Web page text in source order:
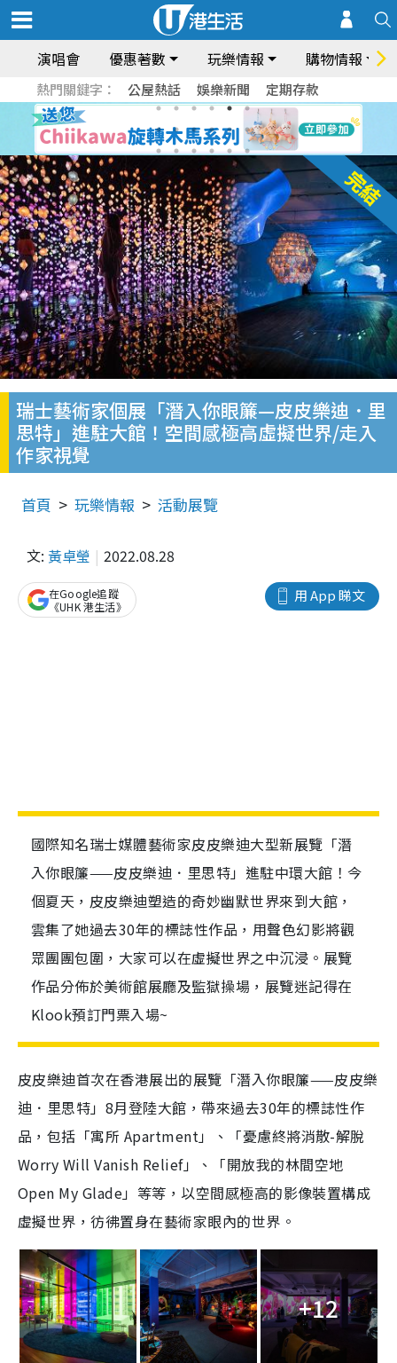
演唱會 優惠著數 玩樂情報 購物情報
熱門關鍵字： 公屋熱話 娛樂新聞 定期存款
瑞士藝術家個展「潛入你眼簾—皮皮樂迪．里
思特」進駐大館！空間感極高虛擬世界/走入
作家視覺
首頁 玩樂情報 活動展覽
文: 黃卓瑩 2022.08.28
用 App 睇文
在Google追蹤
《UHK 港生活》
國際知名瑞士媒體藝術家皮皮樂迪大型新展覽「潛
入你眼簾——皮皮樂迪．里思特」進駐中環大館！今
個夏天，皮皮樂迪塑造的奇妙幽默世界來到大館，
雲集了她過去30年的標誌性作品，用聲色幻影將觀
眾團團包圍，大家可以在虛擬世界之中沉浸。展覽
作品分佈於美術館展廳及監獄操場，展覽迷記得在
Klook預訂門票入場~
皮皮樂迪首次在香港展出的展覽「潛入你眼簾——皮皮樂
迪．里思特」8月登陸大館，帶來過去30年的標誌性作
品，包括「寓所 Apartment」、「憂慮終將消散-解脫
Worry Will Vanish Relief」、「開放我的林間空地
Open My Glade」等等，以空間感極高的影像裝置構成
虛擬世界，彷彿置身在藝術家眼內的世界。
+12